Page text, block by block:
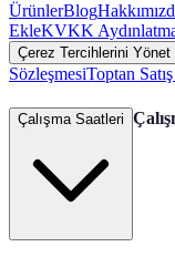
ÜrünlerBlog
EkleKVKK
Çerez Tercihlerini Yönet
SözleşmesiToptan
Çalışma Saatleri